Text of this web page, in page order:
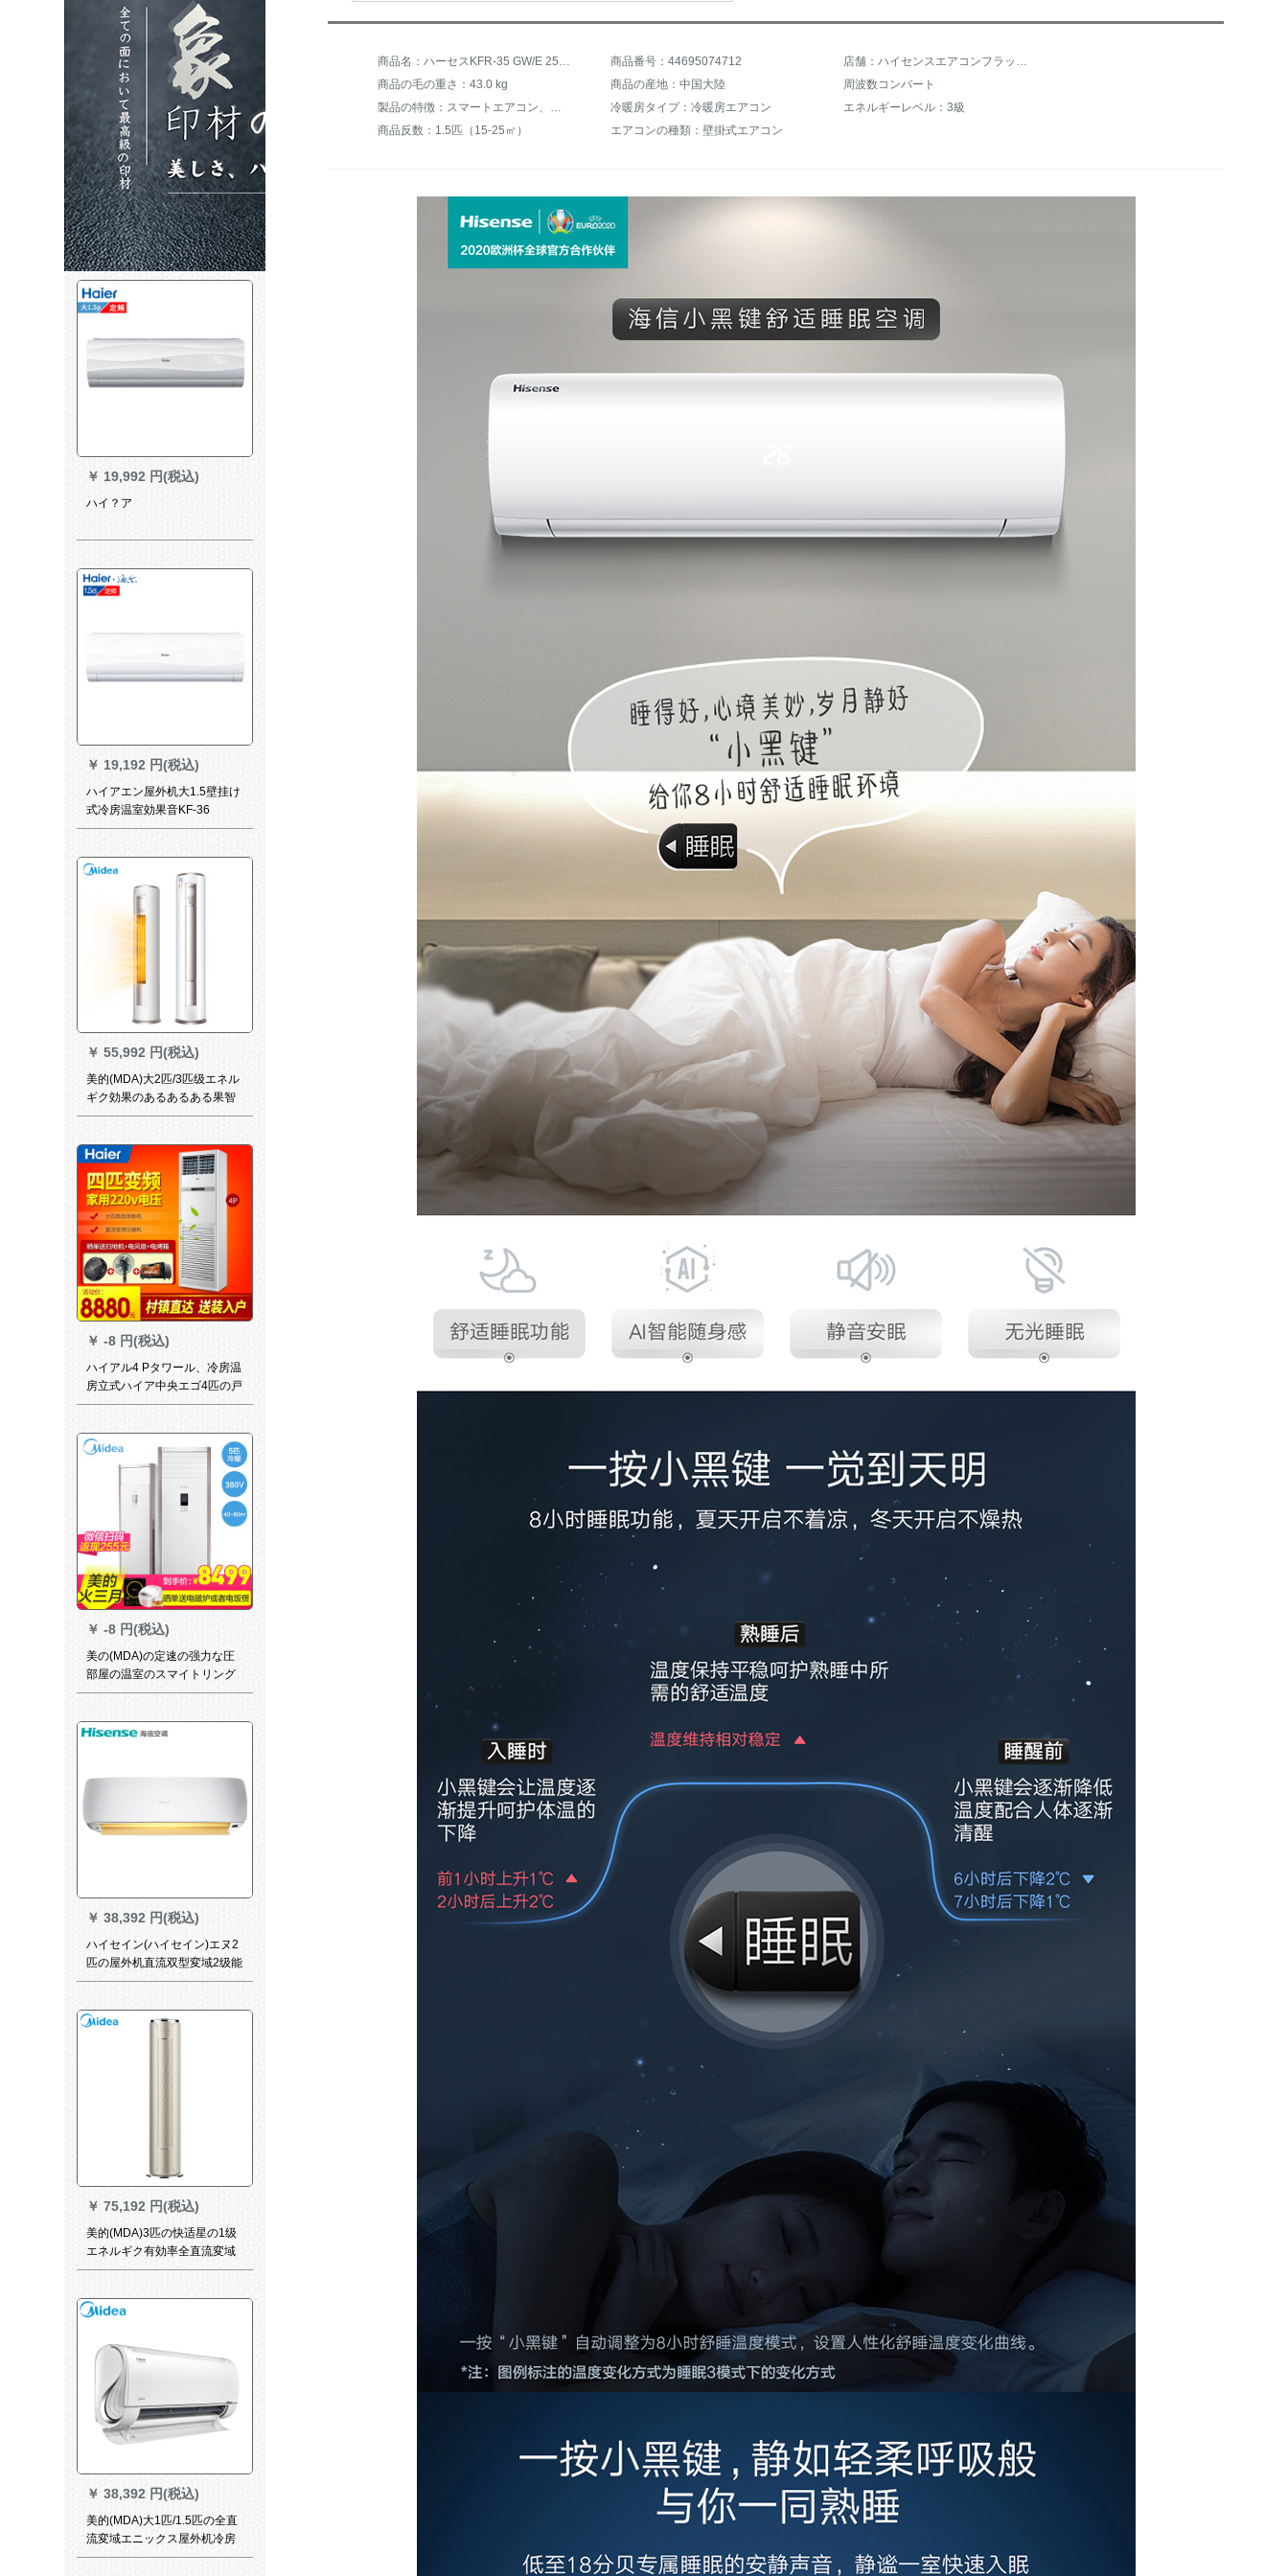
￥ 19,992 円(税込)
ハイ？ア
￥ 19,192 円(税込)
ハイアエン屋外机大1.5壁挂け
式冷房温室効果音KF-36
05/064 Nm 13
￥ 55,992 円(税込)
美的(MDA)大2匹/3匹级エネル
ギク効果のあるあるある果智
行美のエアンコルドルム暖房
LW/BP 3 DN 8 Y-YH 200
￥ -8 円(税込)
ハイアル4 Pタワール、冷房温
房立式ハイア中央エゴ4匹の戸
棚機三菱コープ6年、家庭用
￥ -8 円(税込)
美の(MDA)の定速の强力な圧
部屋の温室のスマイトリング
型のタワルのエスタ5匹のKF-
￥ 38,392 円(税込)
ハイセイン(ハイセイン)エヌ2
匹の屋外机直流双型変域2级能
效果KF-50ゴンドラル/A 8 U
￥ 75,192 円(税込)
美的(MDA)3匹の快适星の1级
エネルギク有効率全直流変域
冷房知能円柱棚机立式エニッ
30 B 1
￥ 38,392 円(税込)
美的(MDA)大1匹/1.5匹の全直
流変域エニックス屋外机冷房
温室効果の家庭用静音レイン
商品名：ハーセスKFR-35 GW/E 25 A 3 a（1 V 01） 商品番号：44695074712
店舗：ハイセンスエアコンフラッグショップ
商品の毛の重さ：43.0 kg
商品の産地：中国大陸
周波数コンバート
製品の特徴：スマートエアコン、快適風
冷暖房タイプ：冷暖房エアコン
エネルギーレベル：3級
商品反数：1.5匹（15-25㎡）
エアコンの種類：壁掛式エアコン